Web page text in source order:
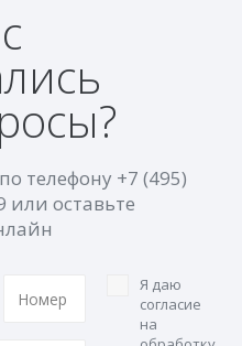
телефону +7 (495)
или оставьте
Я даю
согласие
на